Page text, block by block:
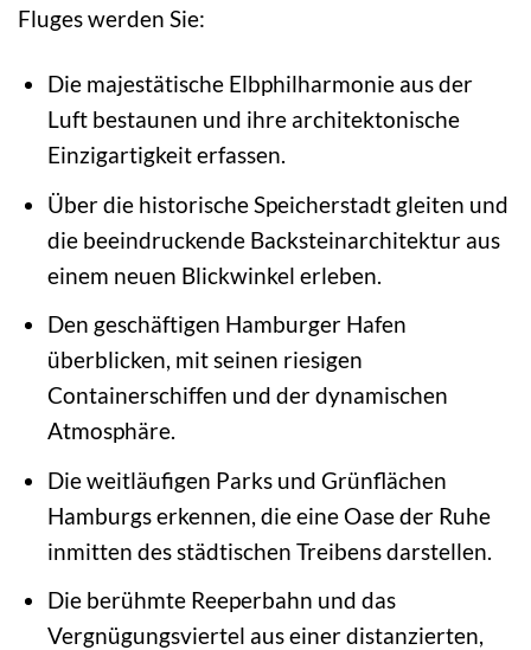
Fluges werden Sie:
Die majestätische Elbphilharmonie aus der
Luft bestaunen und ihre architektonische
Einzigartigkeit erfassen.
Über die historische Speicherstadt gleiten und
die beeindruckende Backsteinarchitektur aus
einem neuen Blickwinkel erleben.
Den geschäftigen Hamburger Hafen
überblicken, mit seinen riesigen
Containerschiffen und der dynamischen
Atmosphäre.
Die weitläufigen Parks und Grünflächen
Hamburgs erkennen, die eine Oase der Ruhe
inmitten des städtischen Treibens darstellen.
Die berühmte Reeperbahn und das
Vergnügungsviertel aus einer distanzierten,